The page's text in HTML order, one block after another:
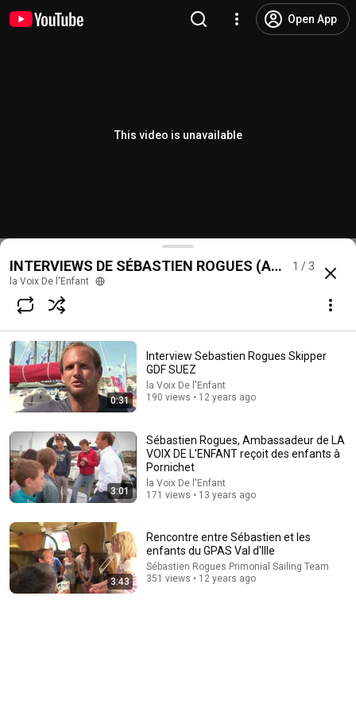
Open App
This video is unavailable
INTERVIEWS DE SÉBASTIEN ROGUES 1 / 3
la Voix De l'Enfant
0:31
Interview Sebastien Rogues Skipper
GDF SUEZ
la Voix De l'Enfant
190 views • 12 years ago
3:01
Sébastien Rogues, Ambassadeur de LA
VOIX DE L'ENFANT reçoit des enfants à
Pornichet
la Voix De l'Enfant
171 views • 13 years ago
3:43
Rencontre entre Sébastien et les
enfants du GPAS Val d'Ille
Sébastien Rogues Primonial Sailing Team
351 views • 12 years ago